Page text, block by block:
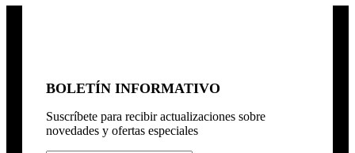
BOLETÍN INFORMATIVO
Suscríbete para recibir actualizaciones sobre
novedades y ofertas especiales